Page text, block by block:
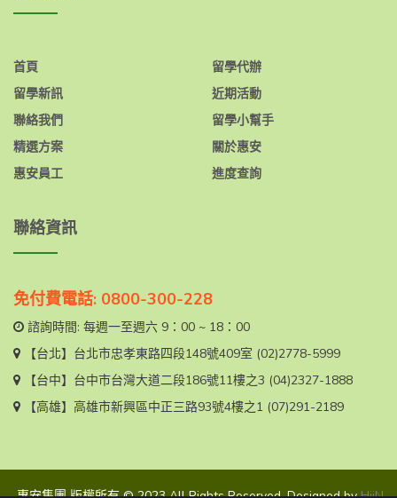
首頁
留學新訊
聯絡我們
精選方案
惠安員工
留學代辦
近期活動
留學小幫手
關於惠安
進度查詢
聯絡資訊
免付費電話: 0800-300-228
諮詢時間: 每週一至週六 9：00 ~ 18：00
【台北】 台北市忠孝東路四段148號409室 (02)2778-5999
【台中】 台中市台灣大道二段186號11樓之3 (04)2327-1888
【高雄】 高雄市新興區中正三路93號4樓之1 (07)291-2189